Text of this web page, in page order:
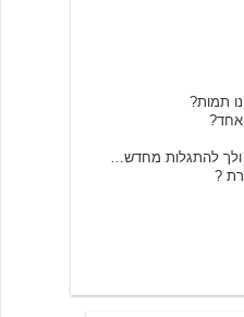
תמות?
אחד?
ולך להתגלות מחדש…
?